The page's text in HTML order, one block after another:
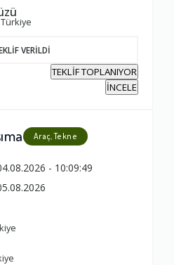
VERİLDİ
TEKLİF TOPLANIYOR
İNCELE
Araç, Tekne
- 10:09:49